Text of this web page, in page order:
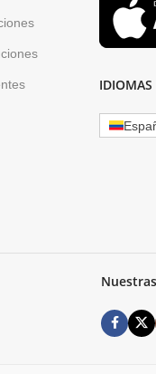
IDIOMAS